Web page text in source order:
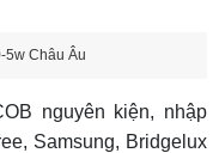
5w Châu Âu
nguyên kiện, nhập
Samsung, Bridgelux